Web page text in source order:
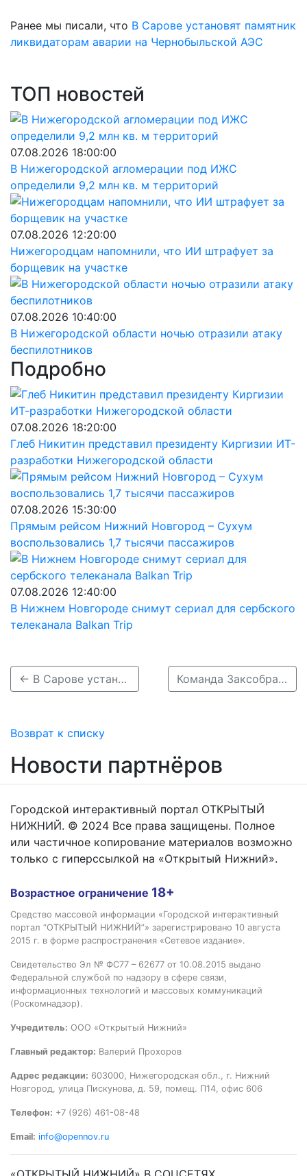
Ранее мы писали, что В Сарове установят памятник
ликвидаторам аварии на Чернобыльской АЭС
ТОП новостей
07.08.2026 18:00:00
В Нижегородской агломерации под ИЖС
определили 9,2 млн кв. м территорий
07.08.2026 12:20:00
Нижегородцам напомнили, что ИИ штрафует за
борщевик на участке
07.08.2026 10:40:00
В Нижегородской области ночью отразили атаку
беспилотников
Подробно
07.08.2026 18:20:00
Глеб Никитин представил президенту Киргизии ИТ-
разработки Нижегородской области
07.08.2026 15:30:00
Прямым рейсом Нижний Новгород – Сухум
воспользовались 1,7 тысячи пассажиров
07.08.2026 12:40:00
В Нижнем Новгороде снимут сериал для сербского
телеканала Balkan Trip
← В Сарове установят памятник ликвидаторам аварии на Чернобыльской АЭС Команда Заксобрания Нижегородской области выиграла турнир по стрельбе →
Возврат к списку
Новости партнёров
Городской интерактивный портал ОТКРЫТЫЙ
НИЖНИЙ. © 2024 Все права защищены. Полное
или частичное копирование материалов возможно
только с гиперссылкой на «Открытый Нижний».
Возрастное ограничение 18+
Средство массовой информации «Городской интерактивный
портал “ОТКРЫТЫЙ НИЖНИЙ”» зарегистрировано 10 августа
2015 г. в форме распространения «Сетевое издание».
Свидетельство Эл № ФС77 – 62677 от 10.08.2015 выдано
Федеральной службой по надзору в сфере связи,
информационных технологий и массовых коммуникаций
(Роскомнадзор).
Учредитель: ООО «Открытый Нижний»
Главный редактор: Валерий Прохоров
Адрес редакции: 603000, Нижегородская обл., г. Нижний
Новгород, улица Пискунова, д. 59, помещ. П14, офис 606
Телефон: +7 (926) 461-08-48
Email: info@opennov.ru